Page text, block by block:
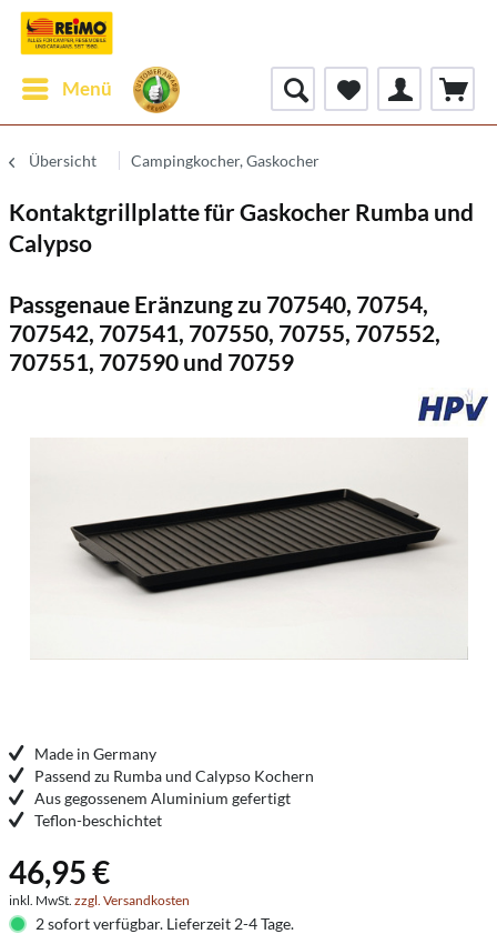
Menü
Übersicht Campingkocher, Gaskocher
Kontaktgrillplatte für Gaskocher Rumba und
Calypso
Passgenaue Eränzung zu 707540, 70754,
707542, 707541, 707550, 70755, 707552,
707551, 707590 und 70759
Made in Germany
Passend zu Rumba und Calypso Kochern
Aus gegossenem Aluminium gefertigt
Teflon-beschichtet
46,95 €
inkl. MwSt. zzgl. Versandkosten
2 sofort verfügbar. Lieferzeit 2-4 Tage.